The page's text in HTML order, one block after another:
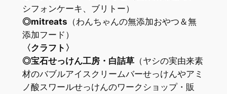
シフォンケーキ、ブリトー）
◎mitreats （わんちゃんの無添加おやつ＆無
添加フード）
〈クラフト〉
◎宝石せっけん工房・白詰草（ヤシの実由来素
材のバブルアイスクリームバーせっけんやアミ
ノ酸スワールせっけんのワークショップ・販